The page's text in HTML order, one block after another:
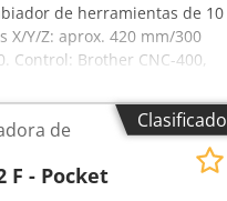
de herramientas de 10
X/Y/Z: aprox. 420 mm/300
Control: Brother CNC-400,
cita. Cedjx Ecu Eopfx
Clasificado
de
F - Pocket